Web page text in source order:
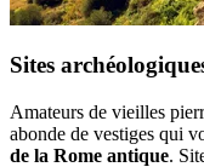
Sites
Amateurs de vieilles
abonde de vestiges qui
de la Rome antique.